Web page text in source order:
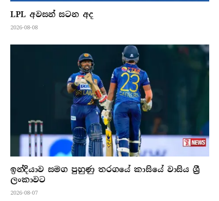
LPL අවසන් සටන අද
2026-08-08
ඉන්දියාව සමග පුහුණු තරගයේ කාසියේ වාසිය ශ්‍රී
ලංකාවට
2026-08-07